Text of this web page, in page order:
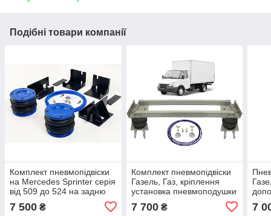
Подібні товари компанії
Комплект пневмопідвіски
на Mercedes Sprinter серія
від 509 до 524 на задню
виробника Акція
7 500 ₴
Комплект пневмопідвіски
Газель, Газ, кріплення
установка пневмоподушки
і пневморесори під ключ.
Усилинное
7 700₴ 7